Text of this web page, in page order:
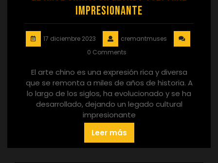
Impresionante
17 diciembre 2023
cremantmuses
0 Comments
El arte chino es una expresión rica y diversa
que se remonta a miles de años de historia. A
lo largo de los siglos, ha evolucionado y se ha
desarrollado, dejando un legado cultural
impresionante
Leer más